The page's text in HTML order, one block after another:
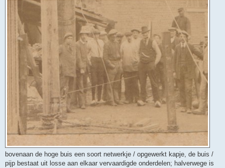
bovenaan de hoge buis een soort netwerkje / opgewerkt kapje, de buis /
pijp bestaat uit losse aan elkaar vervaardigde onderdelen; halverwege is